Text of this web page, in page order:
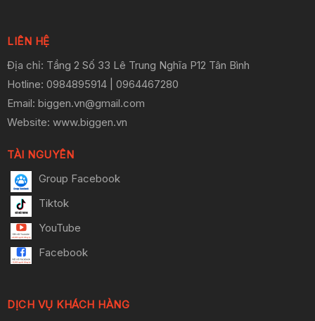
LIÊN HỆ
Địa chỉ: Tầng 2 Số 33 Lê Trung Nghĩa P12 Tân Bình
Hotline: 0984895914 | 0964467280
Email: biggen.vn@gmail.com
Website: www.biggen.vn
TÀI NGUYÊN
Group Facebook
Tiktok
YouTube
Facebook
DỊCH VỤ KHÁCH HÀNG